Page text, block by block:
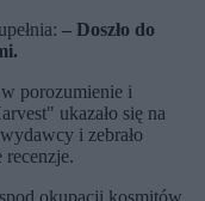
– Doszło do
porozumienie i
ukazało się na
i zebrało
okupacji kosmitów